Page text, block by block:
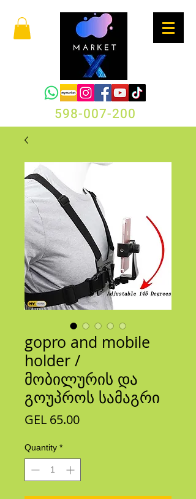
598-007-200
gopro and mobile
holder /
მობილურის და
გოუპროს სამაგრი
GEL 65.00Price
Quantity *